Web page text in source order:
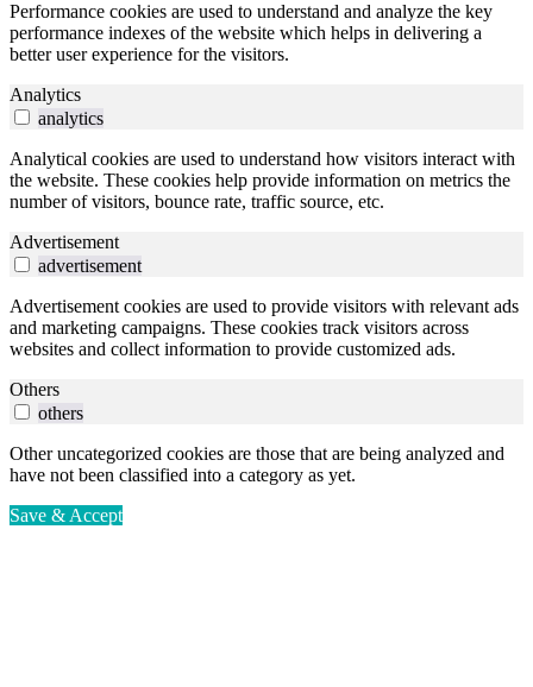
Performance cookies are used to understand and analyze the key
performance indexes of the website which helps in delivering a
better user experience for the visitors.
Analytics
analytics
Analytical cookies are used to understand how visitors interact with
the website. These cookies help provide information on metrics the
number of visitors, bounce rate, traffic source, etc.
Advertisement
advertisement
Advertisement cookies are used to provide visitors with relevant ads
and marketing campaigns. These cookies track visitors across
websites and collect information to provide customized ads.
Others
others
Other uncategorized cookies are those that are being analyzed and
have not been classified into a category as yet.
Save & Accept